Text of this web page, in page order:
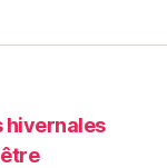
hivernales